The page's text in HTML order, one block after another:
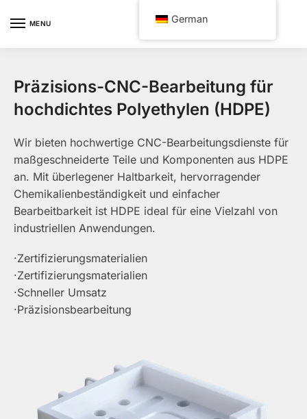
MENU
Präzisions-CNC-Bearbeitung für
hochdichtes Polyethylen (HDPE)
Wir bieten hochwertige CNC-Bearbeitungsdienste für
maßgeschneiderte Teile und Komponenten aus HDPE
an. Mit überlegener Haltbarkeit, hervorragender
Chemikalienbeständigkeit und einfacher
Bearbeitbarkeit ist HDPE ideal für eine Vielzahl von
industriellen Anwendungen.
·Zertifizierungsmaterialien
·Zertifizierungsmaterialien
·Schneller Umsatz
·Präzisionsbearbeitung
German